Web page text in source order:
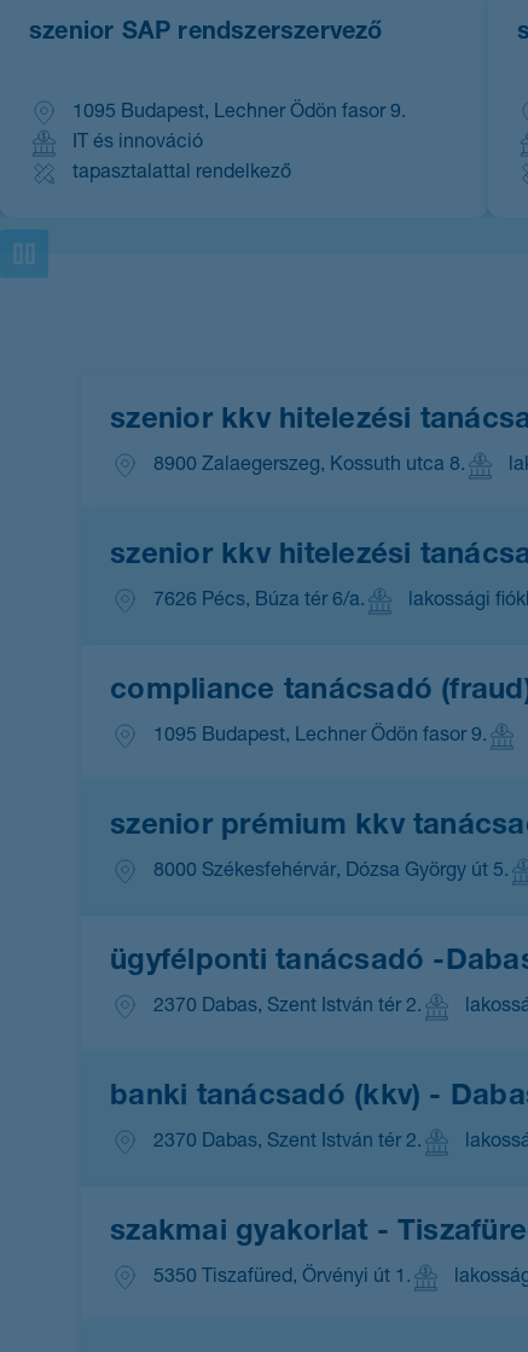
frissülni
pozíciók
listája.
szenior SAP rendszerszervező
1095 Budapest, Lechner Ödön fasor 9.
IT és innováció
tapasztalattal rendelkező
szenior kkv hitelezési
8900 Zalaegerszeg, Kossuth utca 8.
szenior kkv hitelezési
7626 Pécs, Búza tér 6/a. lakossági
compliance tanácsadó
1095 Budapest, Lechner Ödön fasor 9.
szenior prémium kkv
8000 Székesfehérvár, Dózsa György út 5.
ügyfélponti tanácsadó -
2370 Dabas, Szent István tér 2.
banki tanácsadó (kkv) -
2370 Dabas, Szent István tér 2.
szakmai gyakorlat -
5350 Tiszafüred, Örvényi út 1.